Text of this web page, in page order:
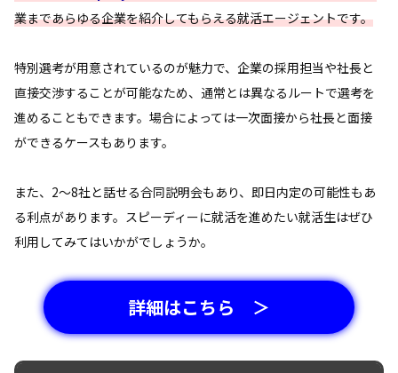
業まであらゆる企業を紹介してもらえる就活エージェントです。
特別選考が用意されているのが魅力で、企業の採用担当や社長と
直接交渉することが可能なため、通常とは異なるルートで選考を
進めることもできます。場合によっては一次面接から社長と面接
ができるケースもあります。
また、2～8社と話せる合同説明会もあり、即日内定の可能性もあ
る利点があります。スピーディーに就活を進めたい就活生はぜひ
利用してみてはいかがでしょうか。
詳細はこちら ＞